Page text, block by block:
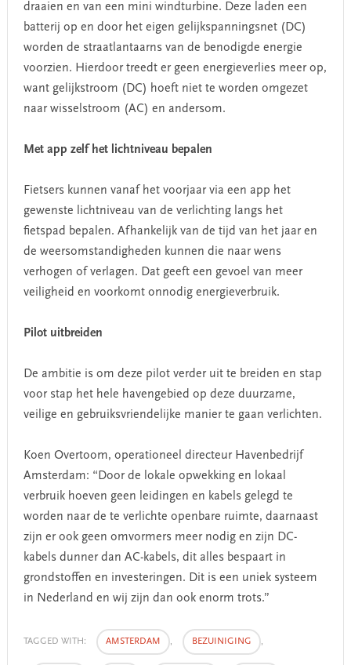
draaien en van een mini windturbine. Deze laden een
batterij op en door het eigen gelijkspanningsnet (DC)
worden de straatlantaarns van de benodigde energie
voorzien. Hierdoor treedt er geen energieverlies meer op,
want gelijkstroom (DC) hoeft niet te worden omgezet
naar wisselstroom (AC) en andersom.
Met app zelf het lichtniveau bepalen
Fietsers kunnen vanaf het voorjaar via een app het
gewenste lichtniveau van de verlichting langs het
fietspad bepalen. Afhankelijk van de tijd van het jaar en
de weersomstandigheden kunnen die naar wens
verhogen of verlagen. Dat geeft een gevoel van meer
veiligheid en voorkomt onnodig energieverbruik.
Pilot uitbreiden
De ambitie is om deze pilot verder uit te breiden en stap
voor stap het hele havengebied op deze duurzame,
veilige en gebruiksvriendelijke manier te gaan verlichten.
Koen Overtoom, operationeel directeur Havenbedrijf
Amsterdam: “Door de lokale opwekking en lokaal
verbruik hoeven geen leidingen en kabels gelegd te
worden naar de te verlichte openbare ruimte, daarnaast
zijn er ook geen omvormers meer nodig en zijn DC-
kabels dunner dan AC-kabels, dit alles bespaart in
grondstoffen en investeringen. Dit is een uniek systeem
in Nederland en wij zijn dan ook enorm trots.”
TAGGED WITH: AMSTERDAM , BEZUINIGING ,